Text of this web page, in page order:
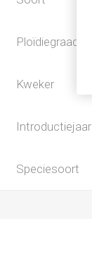
Ploïdiegraad
Kweker
Introductiejaar
Speciesoort